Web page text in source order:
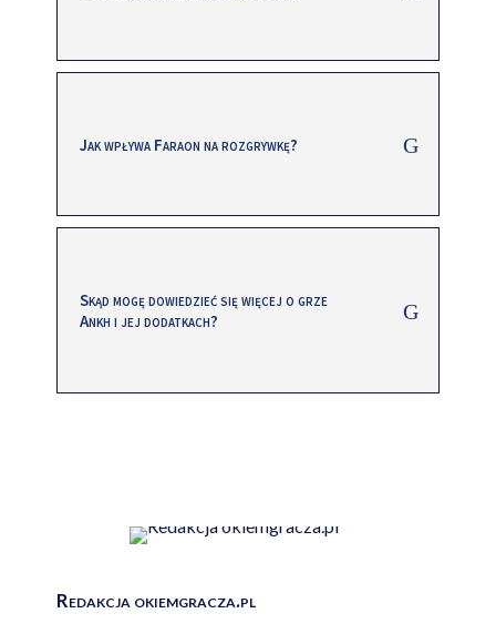
Jak wpływa Faraon na rozgrywkę?
Skąd mogę dowiedzieć się więcej o grze
Ankh i jej dodatkach?
Redakcja okiemgracza.pl